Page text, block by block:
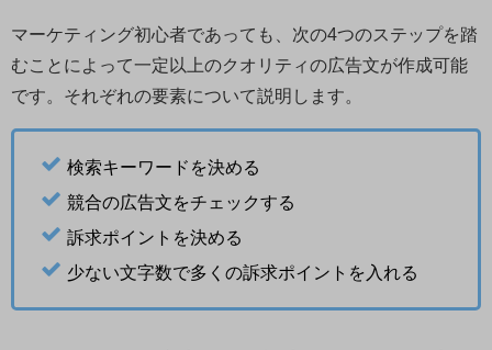
マーケティング初心者であっても、次の4つのステップを踏
むことによって一定以上のクオリティの広告文が作成可能
です。それぞれの要素について説明します。
検索キーワードを決める
競合の広告文をチェックする
訴求ポイントを決める
少ない文字数で多くの訴求ポイントを入れる